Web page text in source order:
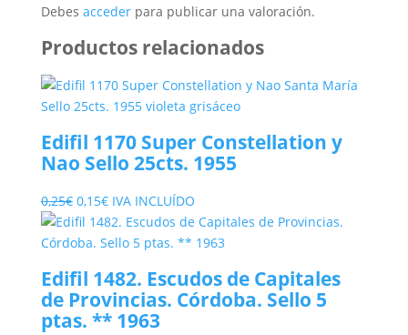
Debes accederpara publicar una valoración.
Productos relacionados
Edifil 1170 Super Constellation y
Nao Sello 25cts. 1955
0,25€ El
precio
original
0,25€.
0,15€El
precio
actual
0,15€.
IVA INCLUÍDO
Edifil 1482. Escudos de Capitales
de Provincias. Córdoba. Sello 5
ptas. ** 1963